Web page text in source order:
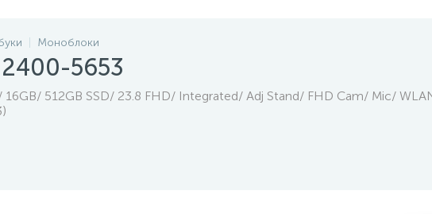
Моноблоки
5653
512GB SSD/ 23.8 FHD/ Integrated/ Adj Stand/ FHD Cam/ Mic/